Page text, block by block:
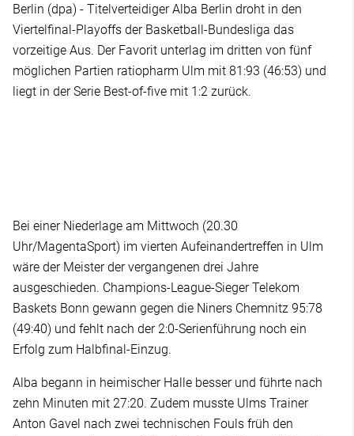
Berlin (dpa) - Titelverteidiger Alba Berlin droht in den
Viertelfinal-Playoffs der Basketball-Bundesliga das
vorzeitige Aus. Der Favorit unterlag im dritten von fünf
möglichen Partien ratiopharm Ulm mit 81:93 (46:53) und
liegt in der Serie Best-of-five mit 1:2 zurück.
Bei einer Niederlage am Mittwoch (20.30
Uhr/MagentaSport) im vierten Aufeinandertreffen in Ulm
wäre der Meister der vergangenen drei Jahre
ausgeschieden. Champions-League-Sieger Telekom
Baskets Bonn gewann gegen die Niners Chemnitz 95:78
(49:40) und fehlt nach der 2:0-Serienführung noch ein
Erfolg zum Halbfinal-Einzug.
Alba begann in heimischer Halle besser und führte nach
zehn Minuten mit 27:20. Zudem musste Ulms Trainer
Anton Gavel nach zwei technischen Fouls früh den